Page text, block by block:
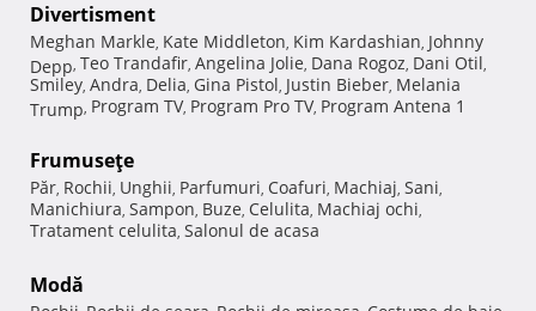
Divertisment
Meghan Markle, Kate Middleton, Kim Kardashian, Johnny
Depp, Teo Trandafir, Angelina Jolie, Dana Rogoz, Dani Otil,
Smiley, Andra, Delia, Gina Pistol, Justin Bieber, Melania
Trump, Program TV, Program Pro TV, Program Antena 1
Frumuseţe
Păr, Rochii, Unghii, Parfumuri, Coafuri, Machiaj, Sani,
Manichiura, Sampon, Buze, Celulita, Machiaj ochi,
Tratament celulita, Salonul de acasa
Modă